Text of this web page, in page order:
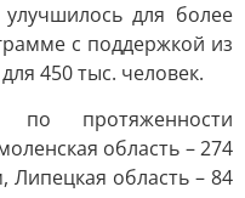
для более
с поддержкой из
450 тыс. человек.
протяженности
область – 274
Липецкая область – 84